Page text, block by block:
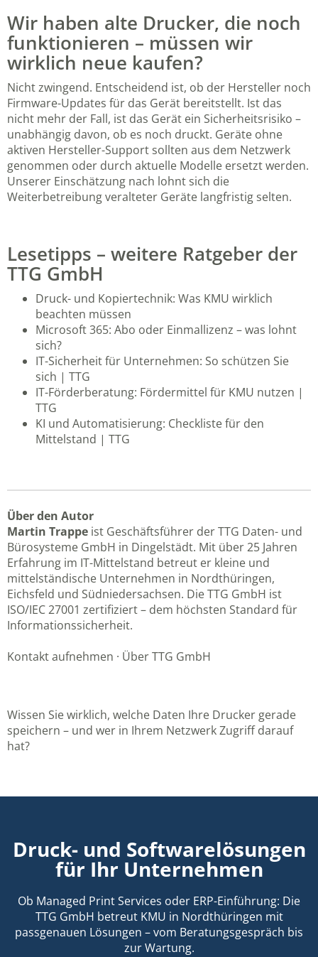
Wir haben alte Drucker, die noch
funktionieren – müssen wir
wirklich neue kaufen?
Nicht zwingend. Entscheidend ist, ob der Hersteller noch
Firmware-Updates für das Gerät bereitstellt. Ist das
nicht mehr der Fall, ist das Gerät ein Sicherheitsrisiko –
unabhängig davon, ob es noch druckt. Geräte ohne
aktiven Hersteller-Support sollten aus dem Netzwerk
genommen oder durch aktuelle Modelle ersetzt werden.
Unserer Einschätzung nach lohnt sich die
Weiterbetreibung veralteter Geräte langfristig selten.
Lesetipps – weitere Ratgeber der
TTG GmbH
Druck- und Kopiertechnik: Was KMU wirklich
beachten müssen
Microsoft 365: Abo oder Einmallizenz – was lohnt
sich?
IT-Sicherheit für Unternehmen: So schützen Sie
sich | TTG
IT-Förderberatung: Fördermittel für KMU nutzen |
TTG
KI und Automatisierung: Checkliste für den
Mittelstand | TTG
Über den Autor
Martin Trappe ist Geschäftsführer der TTG Daten- und
Bürosysteme GmbH in Dingelstädt. Mit über 25 Jahren
Erfahrung im IT-Mittelstand betreut er kleine und
mittelständische Unternehmen in Nordthüringen,
Eichsfeld und Südniedersachsen. Die TTG GmbH ist
ISO/IEC 27001 zertifiziert– dem höchsten Standard für
Informationssicherheit.
Kontakt aufnehmen · Über TTG GmbH
Wissen Sie wirklich, welche Daten Ihre Drucker gerade
speichern – und wer in Ihrem Netzwerk Zugriff darauf
hat?
Druck- und Softwarelösungen
für Ihr Unternehmen
Ob Managed Print Services oder ERP-Einführung: Die
TTG GmbH betreut KMU in Nordthüringen mit
passgenauen Lösungen – vom Beratungsgespräch bis
zur Wartung.